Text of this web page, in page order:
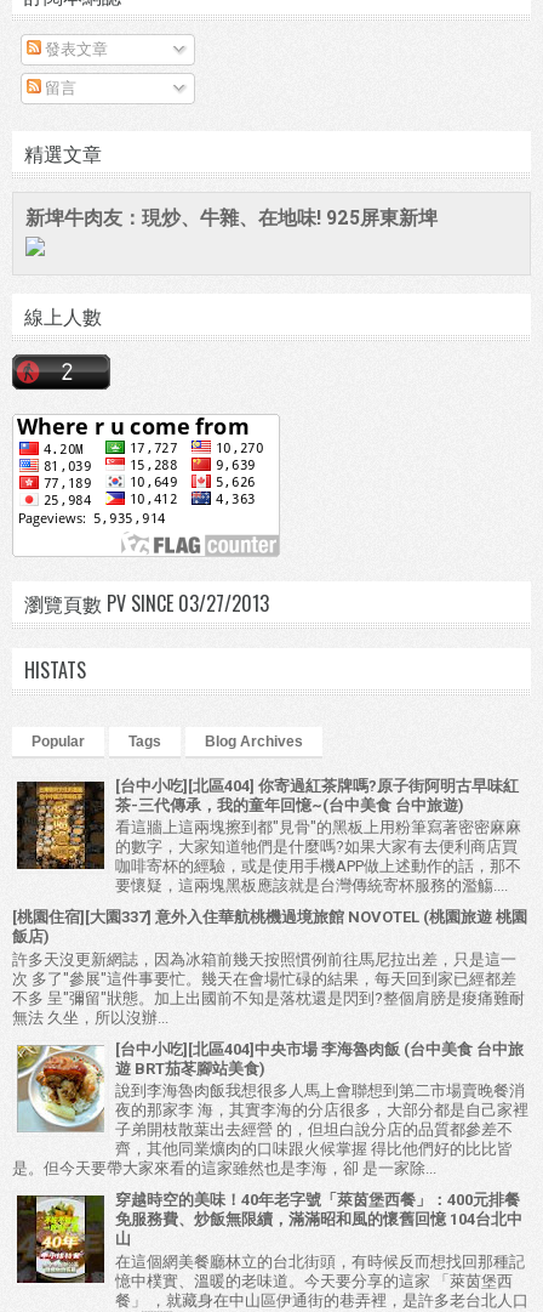
發表文章
留言
精選文章
新埤牛肉友：現炒、牛雜、在地味! 925屏東新埤
線上人數
瀏覽頁數 PV SINCE 03/27/2013
HISTATS
Popular Tags Blog Archives
[台中小吃][北區404] 你寄過紅茶牌嗎?原子街阿明古早味紅
茶-三代傳承，我的童年回憶~(台中美食 台中旅遊)
看這牆上這兩塊擦到都"見骨"的黑板上用粉筆寫著密密麻麻
的數字，大家知道牠們是什麼嗎?如果大家有去便利商店買
咖啡寄杯的經驗，或是使用手機APP做上述動作的話，那不
要懷疑，這兩塊黑板應該就是台灣傳統寄杯服務的濫觴....
[桃園住宿][大園337] 意外入住華航桃機過境旅館 NOVOTEL (桃園旅遊 桃園
飯店)
許多天沒更新網誌，因為冰箱前幾天按照慣例前往馬尼拉出差，只是這一
次 多了"參展"這件事要忙。幾天在會場忙碌的結果，每天回到家已經都差
不多 呈"彌留"狀態。加上出國前不知是落枕還是閃到?整個肩膀是痠痛難耐
無法 久坐，所以沒辦...
[台中小吃][北區404]中央市場 李海魯肉飯 (台中美食 台中旅
遊 BRT茄苳腳站美食)
說到李海魯肉飯我想很多人馬上會聯想到第二市場賣晚餐消
夜的那家李 海，其實李海的分店很多，大部分都是自己家裡
子弟開枝散葉出去經營 的，但坦白說分店的品質都參差不
齊，其他同業爌肉的口味跟火候掌握 得比他們好的比比皆
是。但今天要帶大家來看的這家雖然也是李海，卻 是一家除...
穿越時空的美味！40年老字號「萊茵堡西餐」：400元排餐
免服務費、炒飯無限續，滿滿昭和風的懷舊回憶 104台北中
山
在這個網美餐廳林立的台北街頭，有時候反而想找回那種記
憶中樸實、溫暖的老味道。今天要分享的這家 「萊茵堡西
餐」 ，就藏身在中山區伊通街的巷弄裡，是許多老台北人口